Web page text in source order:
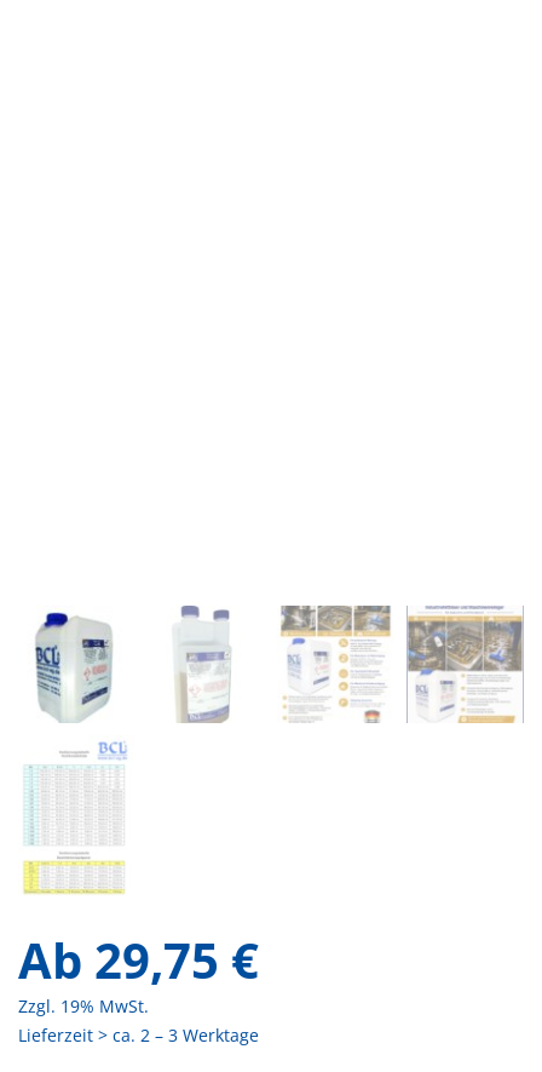
Ab 29,75 €
Zzgl. 19% MwSt.
Lieferzeit > ca. 2 – 3 Werktage